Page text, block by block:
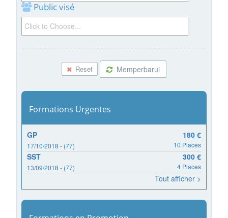
Public visé
Reset Memperbarui
Formations Urgentes
GP 180 €
17/10/2018 - (77) 10 Places
SST 300 €
13/09/2018 - (77) 4 Places
Tout afficher >